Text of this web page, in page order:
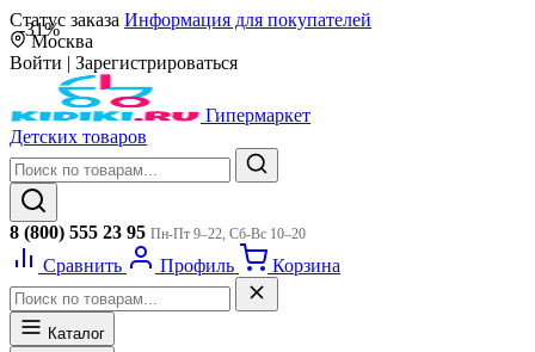
Статус заказа Информация для покупателей
Москва
Войти | Зарегистрироваться
Гипермаркет
Детских товаров
8 (800) 555 23 95 Пн-Пт 9–22, Сб-Вс 10–20
Сравнить Профиль Корзина
Каталог
-31%